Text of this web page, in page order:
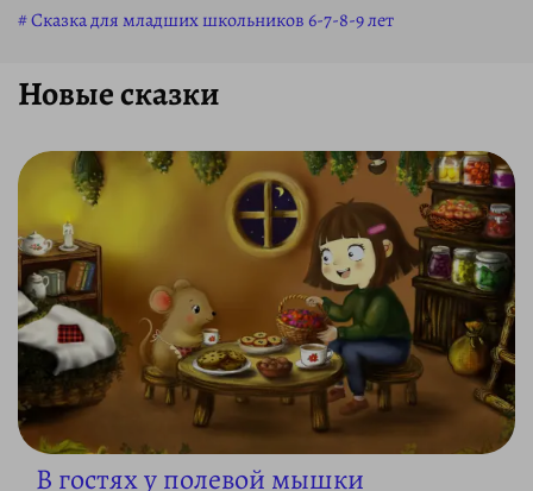
Сказка для младших школьников 6-7-8-9 лет
Новые сказки
В гостях у полевой мышки